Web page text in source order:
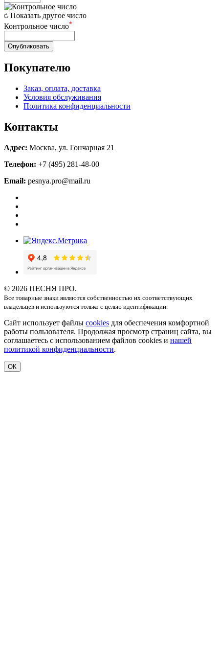
Показать другое число
Контрольное число*
Опубликовать
Покупателю
Заказ, оплата, доставка
Условия обслуживания
Политика конфиденциальности
Контакты
Адрес: Москва, ул. Гончарная 21
Телефон: +7 (495) 281-48-00
Email: pesnya.pro@mail.ru
© 2026 ПЕСНЯ ПРО.
Все товарные знаки являются собственностью их соответствующих
владельцев и используются только с целью идентификации.
Сайт использует файлы cookies для обеспечения комфортной
работы пользователя. Продолжая просмотр страниц сайта, вы
соглашаетесь с использованием файлов cookies и нашей
политикой конфиденциальности.
ОК